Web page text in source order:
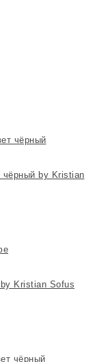
чёрный by Kristian
Kristian Sofus